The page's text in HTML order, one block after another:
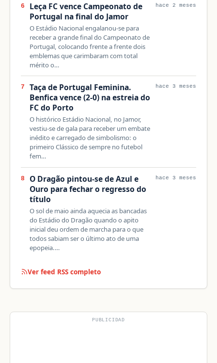
6
Leça FC vence Campeonato de
Portugal na final do Jamor
O Estádio Nacional engalanou-se para
receber a grande final do Campeonato de
Portugal, colocando frente a frente dois
emblemas que carimbaram com total
mérito o…
hace 2 meses
7
Taça de Portugal Feminina.
Benfica vence (2-0) na estreia do
FC do Porto
O histórico Estádio Nacional, no Jamor,
vestiu-se de gala para receber um embate
inédito e carregado de simbolismo: o
primeiro Clássico de sempre no futebol
fem…
hace 3 meses
8
O Dragão pintou-se de Azul e
Ouro para fechar o regresso do
título
O sol de maio ainda aquecia as bancadas
do Estádio do Dragão quando o apito
inicial deu ordem de marcha para o que
todos sabiam ser o último ato de uma
epopeia.…
hace 3 meses
Ver feed RSS completo
PUBLICIDAD